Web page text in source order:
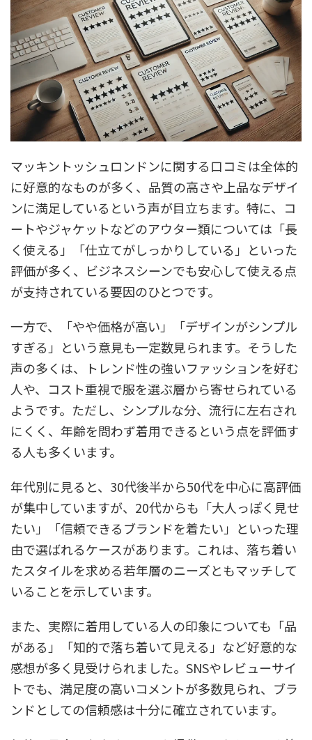
マッキントッシュロンドンに関する口コミは全体的
に好意的なものが多く、品質の高さや上品なデザイ
ンに満足しているという声が目立ちます。特に、コ
ートやジャケットなどのアウター類については「長
く使える」「仕立てがしっかりしている」といった
評価が多く、ビジネスシーンでも安心して使える点
が支持されている要因のひとつです。
一方で、「やや価格が高い」「デザインがシンプル
すぎる」という意見も一定数見られます。そうした
声の多くは、トレンド性の強いファッションを好む
人や、コスト重視で服を選ぶ層から寄せられている
ようです。ただし、シンプルな分、流行に左右され
にくく、年齢を問わず着用できるという点を評価す
る人も多くいます。
年代別に見ると、30代後半から50代を中心に高評価
が集中していますが、20代からも「大人っぽく見せ
たい」「信頼できるブランドを着たい」といった理
由で選ばれるケースがあります。これは、落ち着い
たスタイルを求める若年層のニーズともマッチして
いることを示しています。
また、実際に着用している人の印象についても「品
がある」「知的で落ち着いて見える」など好意的な
感想が多く見受けられました。SNSやレビューサイ
トでも、満足度の高いコメントが多数見られ、ブラ
ンドとしての信頼感は十分に確立されています。